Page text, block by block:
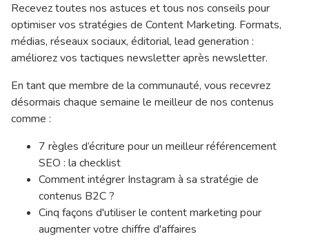
Recevez toutes nos astuces et tous nos conseils pour
optimiser vos stratégies de Content Marketing. Formats,
médias, réseaux sociaux, éditorial, lead generation :
améliorez vos tactiques newsletter après newsletter.
En tant que membre de la communauté, vous recevrez
désormais chaque semaine le meilleur de nos contenus
comme :
7 règles d’écriture pour un meilleur référencement
SEO : la checklist
Comment intégrer Instagram à sa stratégie de
contenus B2C ?
Cinq façons d'utiliser le content marketing pour
augmenter votre chiffre d'affaires